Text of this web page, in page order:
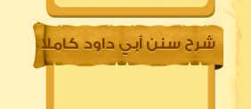
شرح سنن أبي داود كاملا